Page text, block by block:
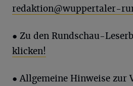
redaktion@wuppertaler-
● Zu den Rundschau-
klicken!
● Allgemeine Hinweise zur